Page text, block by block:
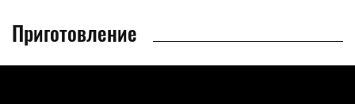
Приготовление